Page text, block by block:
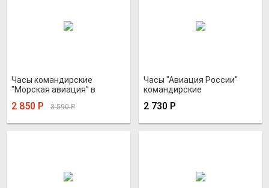
Часы командирские
"Морская авиация" в
2 850 Р 3 590Р
Часы "Авиация России"
командирские
2 730 Р